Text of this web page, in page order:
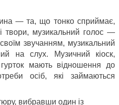
— та, що тонко сприймає,
твори, музикальний голос —
звучанням, музикальний
на слух. Музичний кіоск,
мають відношення до
осіб, які займаються
вибравши один із